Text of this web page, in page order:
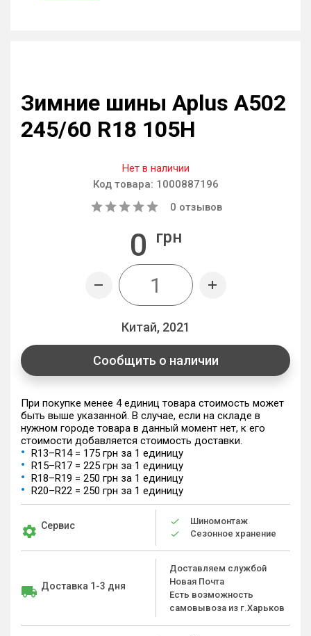
Зимние шины Aplus A502
245/60 R18 105H
Нет в наличии
Код товара: 1000887196
0 отзывов
0 грн
Китай, 2021
Сообщить о наличии
При покупке менее 4 единиц товара стоимость может
быть выше указанной. В случае, если на складе в
нужном городе товара в данный момент нет, к его
стоимости добавляется стоимость доставки.
R13–R14 = 175 грн за 1 единицу
R15–R17 = 225 грн за 1 единицу
R18–R19 = 250 грн за 1 единицу
R20–R22 = 250 грн за 1 единицу
Сервис
Шиномонтаж
Сезонное хранение
Доставка 1-3 дня
Доставляем службой
Новая Почта
Есть возможность
самовывоза из г.Харьков